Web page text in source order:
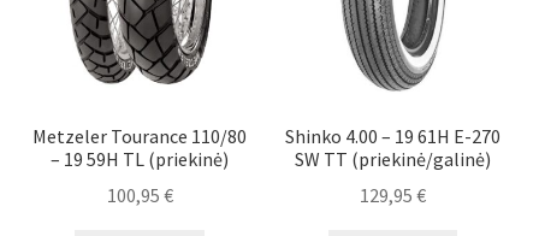
Metzeler Tourance 110/80
– 19 59H TL (priekinė)
100,95 €
Shinko 4.00 – 19 61H E-270
SW TT (priekinė/galinė)
129,95€